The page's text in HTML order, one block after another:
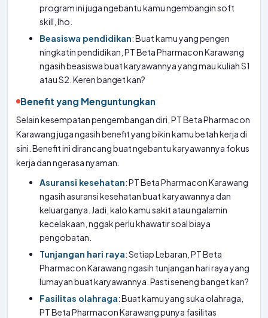
program ini juga ngebantu kamu ngembangin soft
skill, lho.
Beasiswa pendidikan: Buat kamu yang pengen
ningkatin pendidikan, PT Beta Pharmacon Karawang
ngasih beasiswa buat karyawannya yang mau kuliah S1
atau S2. Keren banget kan?
Benefit yang Menguntungkan
Selain kesempatan pengembangan diri, PT Beta Pharmacon
Karawang juga ngasih benefit yang bikin kamu betah kerja di
sini. Benefit ini dirancang buat ngebantu karyawannya fokus
kerja dan ngerasa nyaman.
Asuransi kesehatan: PT Beta Pharmacon Karawang
ngasih asuransi kesehatan buat karyawannya dan
keluarganya. Jadi, kalo kamu sakit atau ngalamin
kecelakaan, nggak perlu khawatir soal biaya
pengobatan.
Tunjangan hari raya: Setiap Lebaran, PT Beta
Pharmacon Karawang ngasih tunjangan hari raya yang
lumayan buat karyawannya. Pasti seneng banget kan?
Fasilitas olahraga: Buat kamu yang suka olahraga,
PT Beta Pharmacon Karawang punya fasilitas